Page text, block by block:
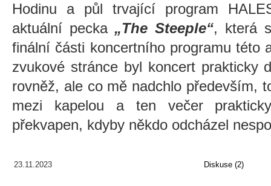
Hodinu a půl trvající program
aktuální pecka „The Steeple“, která
finální části koncertního programu této
zvukové stránce byl koncert prakticky
rovněž, ale co mě nadchlo především,
mezi kapelou a ten večer
překvapen, kdyby někdo odcházel
23.11.2023 Diskuse (2)